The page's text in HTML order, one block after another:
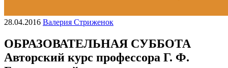
28.04.2016 Валерия Стриженок
ОБРАЗОВАТЕЛЬНАЯ СУББОТА
Авторский курс профессора Г. Ф.